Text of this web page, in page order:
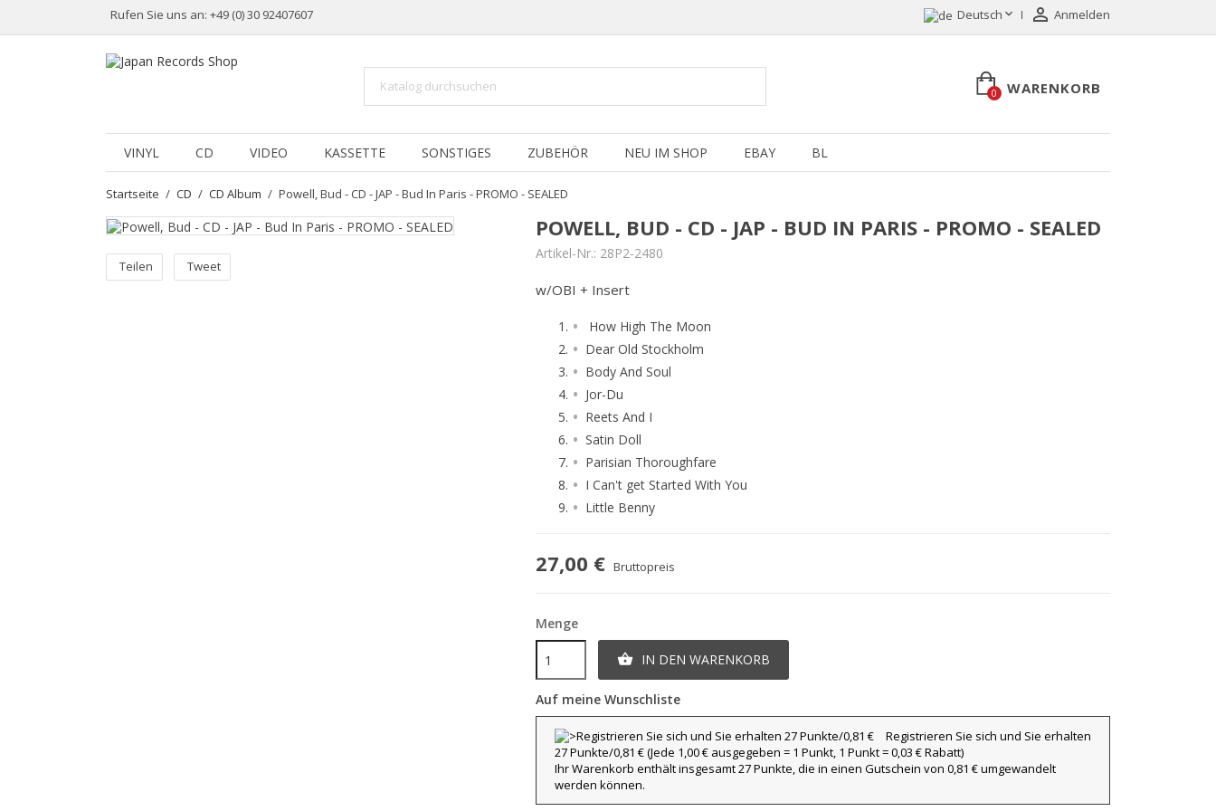
Rufen Sie uns an: +49 (0) 30 92407607 Deutsch  Anmelden
WARENKORB
0
VINYL CD VIDEO KASSETTE SONSTIGES ZUBEHÖR NEU IM SHOP EBAY BL
Startseite CD CD Album Powell, Bud - CD - JAP - Bud In Paris - PROMO - SEALED
Teilen Tweet
POWELL, BUD - CD - JAP - BUD IN PARIS - PROMO - SEALED
Artikel-Nr.: 28P2-2480
w/OBI + Insert
How High The Moon
Dear Old Stockholm
Body And Soul
Jor-Du
Reets And I
Satin Doll
Parisian Thoroughfare
I Can't get Started With You
Little Benny
27,00 € Bruttopreis
Menge
 IN DEN WARENKORB
Auf meine Wunschliste
Registrieren Sie sich und Sie erhalten
27 Punkte/0,81 €(Jede 1,00 € ausgegeben = 1 Punkt, 1 Punkt = 0,03 € Rabatt)
Ihr Warenkorb enthält insgesamt 27 Punkte, die in einen Gutschein von 0,81 € umgewandelt
werden können.